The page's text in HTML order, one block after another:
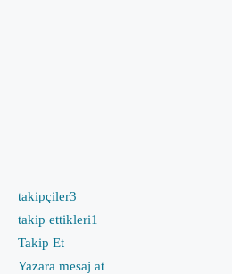
takipçiler3
takip ettikleri1
Takip Et
Yazara mesaj at